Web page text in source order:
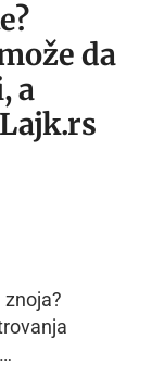
da
a